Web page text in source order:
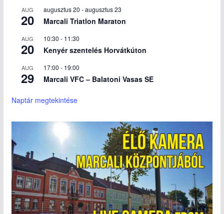
AUG
20
augusztus 20 -augusztus 23
Marcali Triatlon Maraton
AUG
20
10:30 - 11:30
Kenyér szentelés Horvátkúton
AUG
29
17:00 - 19:00
Marcali VFC – Balatoni Vasas SE
Naptár megtekintése